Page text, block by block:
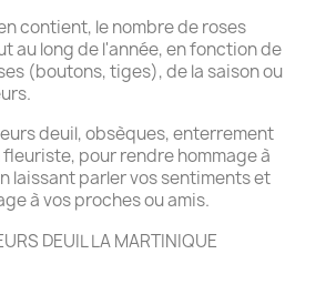
contient, le nombre de roses
au long de l'année, en fonction de
(boutons, tiges), de la saison ou
deuil, obsèques, enterrement
pour rendre hommage à
laissant parler vos sentiments et
à vos proches ou amis.